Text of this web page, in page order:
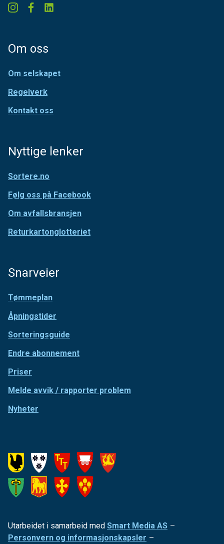
Om oss
Om selskapet
Regelverk
Kontakt oss
Nyttige lenker
Sortere.no
Følg oss på Facebook
Om avfallsbransjen
Returkartonglotteriet
Snarveier
Tømmeplan
Åpningstider
Sorteringsguide
Endre abonnement
Priser
Melde avvik / rapporter problem
Nyheter
Utarbeidet i samarbeid med Smart Media AS –
Personvern og informasjonskapsler –